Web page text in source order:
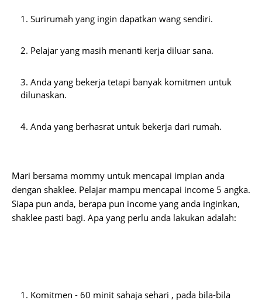
Surirumah yang ingin dapatkan wang sendiri.
Pelajar yang masih menanti kerja diluar sana.
Anda yang bekerja tetapi banyak komitmen untuk
dilunaskan.
Anda yang berhasrat untuk bekerja dari rumah.
Mari bersama mommy untuk mencapai impian anda
dengan shaklee. Pelajar mampu mencapai income 5 angka.
Siapa pun anda, berapa pun income yang anda inginkan,
shaklee pasti bagi. Apa yang perlu anda lakukan adalah:
Komitmen - 60 minit sahaja sehari , pada bila-bila